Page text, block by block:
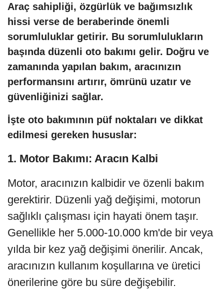
Araç sahipliği, özgürlük ve bağımsızlık
hissi verse de beraberinde önemli
sorumluluklar getirir. Bu sorumlulukların
başında düzenli oto bakımı gelir. Doğru ve
zamanında yapılan bakım, aracınızın
performansını artırır, ömrünü uzatır ve
güvenliğinizi sağlar.
İşte oto bakımının püf noktaları ve dikkat
edilmesi gereken hususlar:
1. Motor Bakımı: Aracın Kalbi
Motor, aracınızın kalbidir ve özenli bakım
gerektirir. Düzenli yağ değişimi, motorun
sağlıklı çalışması için hayati önem taşır.
Genellikle her 5.000-10.000 km'de bir veya
yılda bir kez yağ değişimi önerilir. Ancak,
aracınızın kullanım koşullarına ve üretici
önerilerine göre bu süre değişebilir.